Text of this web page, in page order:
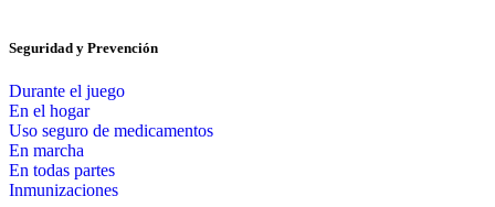
Seguridad y Prevención
Durante el juego
En el hogar
Uso seguro de medicamentos
En marcha
En todas partes
Inmunizaciones